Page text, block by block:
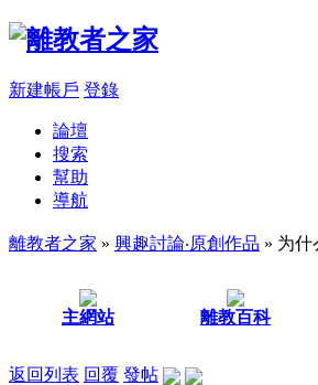
新建帳戶 登錄
論壇
搜索
幫助
導航
離教者之家 » 興趣討論‧原創作品 » 为
主網站 離教百科
返回列表 回覆 發帖